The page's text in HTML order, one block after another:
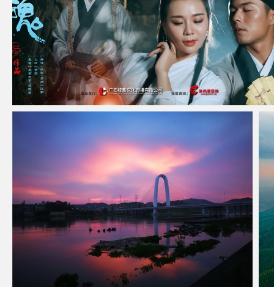
2017年度第二季（Ⅱ）—— 倩女幽魂
江南
防港针鱼岭大桥
春山如笑